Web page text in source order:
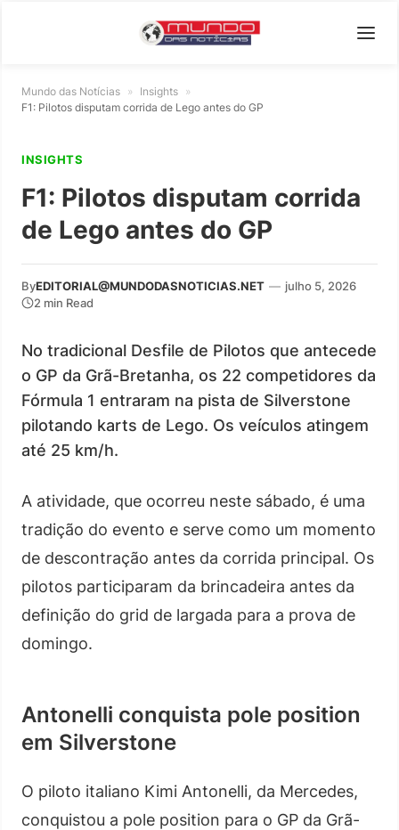
Mundo das Notícias » Insights »
F1: Pilotos disputam corrida de Lego antes do GP
INSIGHTS
F1: Pilotos disputam corrida
de Lego antes do GP
ByEDITORIAL@MUNDODASNOTICIAS.NET — julho 5, 2026
2 min Read
No tradicional Desfile de Pilotos que antecede
o GP da Grã-Bretanha, os 22 competidores da
Fórmula 1 entraram na pista de Silverstone
pilotando karts de Lego. Os veículos atingem
até 25 km/h.
A atividade, que ocorreu neste sábado, é uma
tradição do evento e serve como um momento
de descontração antes da corrida principal. Os
pilotos participaram da brincadeira antes da
definição do grid de largada para a prova de
domingo.
Antonelli conquista pole position
em Silverstone
O piloto italiano Kimi Antonelli, da Mercedes,
conquistou a pole position para o GP da Grã-